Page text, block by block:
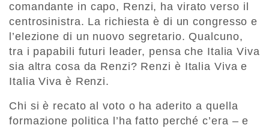
comandante in capo, Renzi, ha virato verso il
centrosinistra. La richiesta è di un congresso e
l’elezione di un nuovo segretario. Qualcuno,
tra i papabili futuri leader, pensa che Italia Viva
sia altra cosa da Renzi? Renzi è Italia Viva e
Italia Viva è Renzi.
Chi si è recato al voto o ha aderito a quella
formazione politica l’ha fatto perché c’era – e